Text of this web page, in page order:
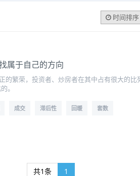
时间排序
属于自己的方向
繁荣，投资者、炒房者在其中占有很大的
。
成交 滞后性 回暖 套数
共1条 1